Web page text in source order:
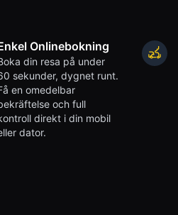
Onlinebokning
din resa på under
sekunder, dygnet runt.
en omedelbar
och full
direkt i din mobil
dator.